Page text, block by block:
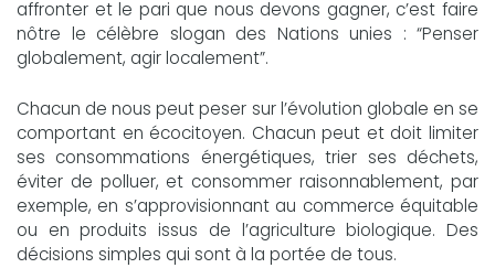
affronter et le pari que nous devons gagner, c’est faire
nôtre le célèbre slogan des Nations unies : “Penser
globalement, agir localement”.
Chacun de nous peut peser sur l’évolution globale en se
comportant en écocitoyen. Chacun peut et doit limiter
ses consommations énergétiques, trier ses déchets,
éviter de polluer, et consommer raisonnablement, par
exemple, en s’approvisionnant au commerce équitable
ou en produits issus de l’agriculture biologique. Des
décisions simples qui sont à la portée de tous.